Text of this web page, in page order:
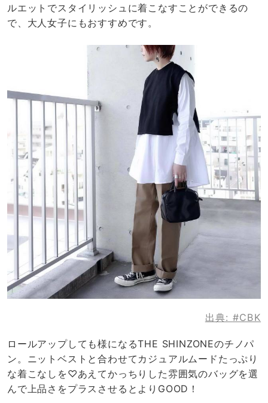
ルエットでスタイリッシュに着こなすことができるの
で、大人女子にもおすすめです。
出典: #CBK
ロールアップしても様になるTHE SHINZONEのチノパ
ン。ニットベストと合わせてカジュアルムードたっぷり
な着こなしを♡あえてかっちりした雰囲気のバッグを選
んで上品さをプラスさせるとよりGOOD！